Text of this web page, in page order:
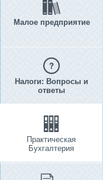
Малое предприятие
Налоги: Вопросы и
ответы
Практическая
Бухгалтерия